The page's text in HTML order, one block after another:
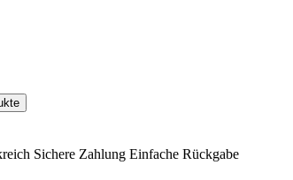
Sichere Zahlung Einfache Rückgabe